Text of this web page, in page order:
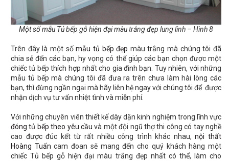
Một số mẫu Tủ bếp gỗ hiện đại màu trắng đẹp lung linh – Hình 8
Trên đây là một sốmẫu tủ bếp đẹp màu trắng mà chúng tôi đã
chia sẻ đến các bạn, hy vọng có thể giúp các bạn chọn được một
chiếc tủ bếp thích hợp nhất cho gia đình bạn. Tuy nhiên, với những
mẫu tủ bếp mà chúng tôi đã đưa ra trên chưa làm hài lòng các
bạn, thì đừng ngần ngại mà hãy liên hệ ngay với chúng tôi để được
nhận dịch vụ tư vấn nhiệt tình và miễn phí.
Với những chuyên viên thiết kế dày dặn kinh nghiệm trong lĩnh vực
đóng tủ bếp theo yêu cầu và một đội ngũ thợ thi công có tay nghề
cao được đúc kết từ rất nhiều công trình khác nhau,nội thất
Hoàng Tuấn cam đoan sẽ mang đến cho quý khách hàng một
chiếc Tủ bếp gỗ hiện đại màu trắng đẹp nhất có thể, làm cho